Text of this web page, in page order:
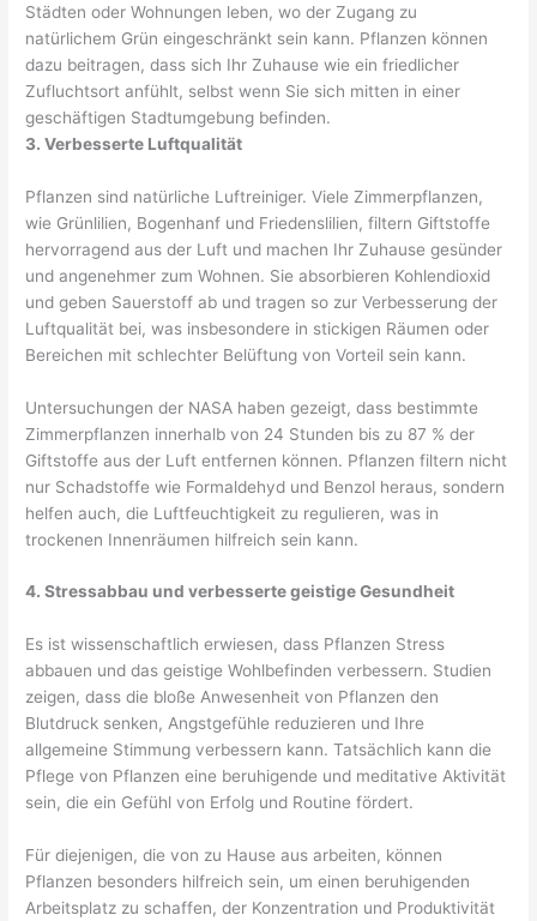
Städten oder Wohnungen leben, wo der Zugang zu
natürlichem Grün eingeschränkt sein kann. Pflanzen können
dazu beitragen, dass sich Ihr Zuhause wie ein friedlicher
Zufluchtsort anfühlt, selbst wenn Sie sich mitten in einer
geschäftigen Stadtumgebung befinden.
3. Verbesserte Luftqualität
Pflanzen sind natürliche Luftreiniger. Viele Zimmerpflanzen,
wie Grünlilien, Bogenhanf und Friedenslilien, filtern Giftstoffe
hervorragend aus der Luft und machen Ihr Zuhause gesünder
und angenehmer zum Wohnen. Sie absorbieren Kohlendioxid
und geben Sauerstoff ab und tragen so zur Verbesserung der
Luftqualität bei, was insbesondere in stickigen Räumen oder
Bereichen mit schlechter Belüftung von Vorteil sein kann.
Untersuchungen der NASA haben gezeigt, dass bestimmte
Zimmerpflanzen innerhalb von 24 Stunden bis zu 87 % der
Giftstoffe aus der Luft entfernen können. Pflanzen filtern nicht
nur Schadstoffe wie Formaldehyd und Benzol heraus, sondern
helfen auch, die Luftfeuchtigkeit zu regulieren, was in
trockenen Innenräumen hilfreich sein kann.
4. Stressabbau und verbesserte geistige Gesundheit
Es ist wissenschaftlich erwiesen, dass Pflanzen Stress
abbauen und das geistige Wohlbefinden verbessern. Studien
zeigen, dass die bloße Anwesenheit von Pflanzen den
Blutdruck senken, Angstgefühle reduzieren und Ihre
allgemeine Stimmung verbessern kann. Tatsächlich kann die
Pflege von Pflanzen eine beruhigende und meditative Aktivität
sein, die ein Gefühl von Erfolg und Routine fördert.
Für diejenigen, die von zu Hause aus arbeiten, können
Pflanzen besonders hilfreich sein, um einen beruhigenden
Arbeitsplatz zu schaffen, der Konzentration und Produktivität